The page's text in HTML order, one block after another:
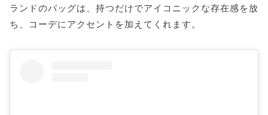
ランドのバッグは、持つだけでアイコニックな存在感を放
ち、コーデにアクセントを加えてくれます。